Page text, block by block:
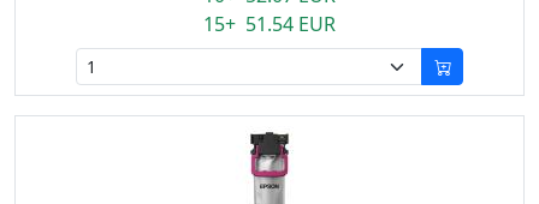
15+ 51.54 EUR